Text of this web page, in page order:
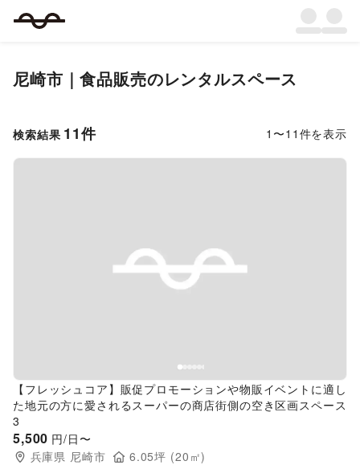
尼崎市 ｜食品販売のレンタルスペース
検索結果 11件 1 〜11 件を表示
Previous slide
【フレッシュコア】販促プロモーションや物販イベントに適し
た地元の方に愛されるスーパーの商店街側の空き区画スペース
3
5,500 円/日〜
兵庫県 尼崎市 6.05坪 (20 ㎡)